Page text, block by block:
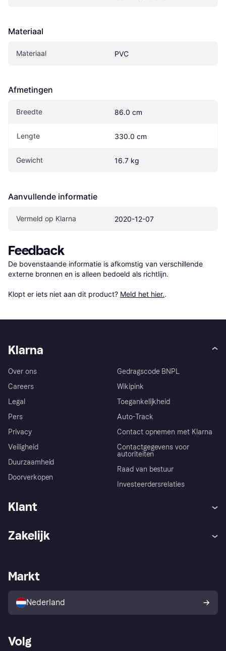
Materiaal
Materiaal PVC
Afmetingen
Breedte 86.0 cm
Lengte 330.0 cm
Gewicht 16.7 kg
Aanvullende informatie
Vermeld op Klarna 2020-12-07
Feedback
De bovenstaande informatie is afkomstig van verschillende
externe bronnen en is alleen bedoeld als richtlijn.
Klopt er iets niet aan dit product? Meld het hier..
Klarna
Over ons
Careers
Legal
Pers
Privacy
Veiligheid
Duurzaamheid
Doorverkopen
Gedragscode BNPL
Wikipink
Toegankelijkheid
Auto-Track
Contact opnemen met Klarna
Contactgegevens voor
autoriteiten
Raad van bestuur
Investeerdersrelaties
Klant
Winkeloverzicht
Kopersbescherming voor
consumenten
Zakelijk
Zakelijke login
Markt
Nederland
Volg